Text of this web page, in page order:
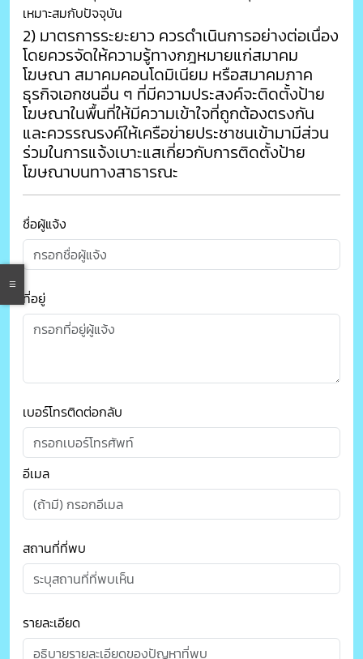
เหมาะสมกับปัจจุบัน
2) มาตรการระยะยาว ควรดำเนินการอย่างต่อเนื่อง
โดยควรจัดให้ความรู้ทางกฎหมายแก่สมาคม
โฆษณา สมาคมคอนโดมิเนียม หรือสมาคมภาค
ธุรกิจเอกชนอื่น ๆ ที่มีความประสงค์จะติดตั้งป้าย
โฆษณาในพื้นที่ให้มีความเข้าใจที่ถูกต้องตรงกัน
และควรรณรงค์ให้เครือข่ายประชาชนเข้ามามีส่วน
ร่วมในการแจ้งเบาะแสเกี่ยวกับการติดตั้งป้าย
โฆษณาบนทางสาธารณะ
ชื่อผู้แจ้ง
ที่อยู่
เบอร์โทรติดต่อกลับ
อีเมล
สถานที่ที่พบ
รายละเอียด